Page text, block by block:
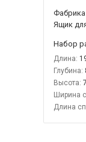
Ящик
Набор
Длина:
Глубина:
Высота:
Ширина
Длина